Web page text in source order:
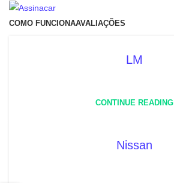
COMO FUNCIONAAVALIAÇÕES
LM
CONTINUE READING
Nissan